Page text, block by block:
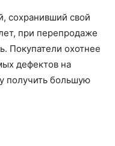
сохранивший свой
при перепродаже
Покупатели охотнее
дефектов на
получить большую